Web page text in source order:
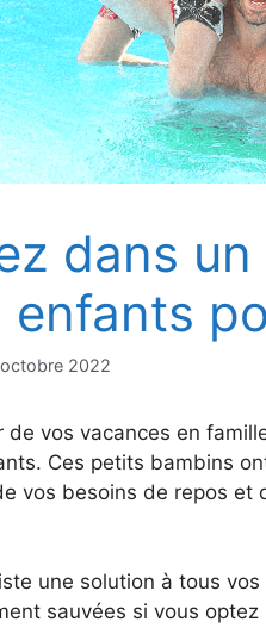
dans
enfants
2022
vos vacances en
Ces petits bambins
vos besoins de repos
une solution à tous
sauvées si vous